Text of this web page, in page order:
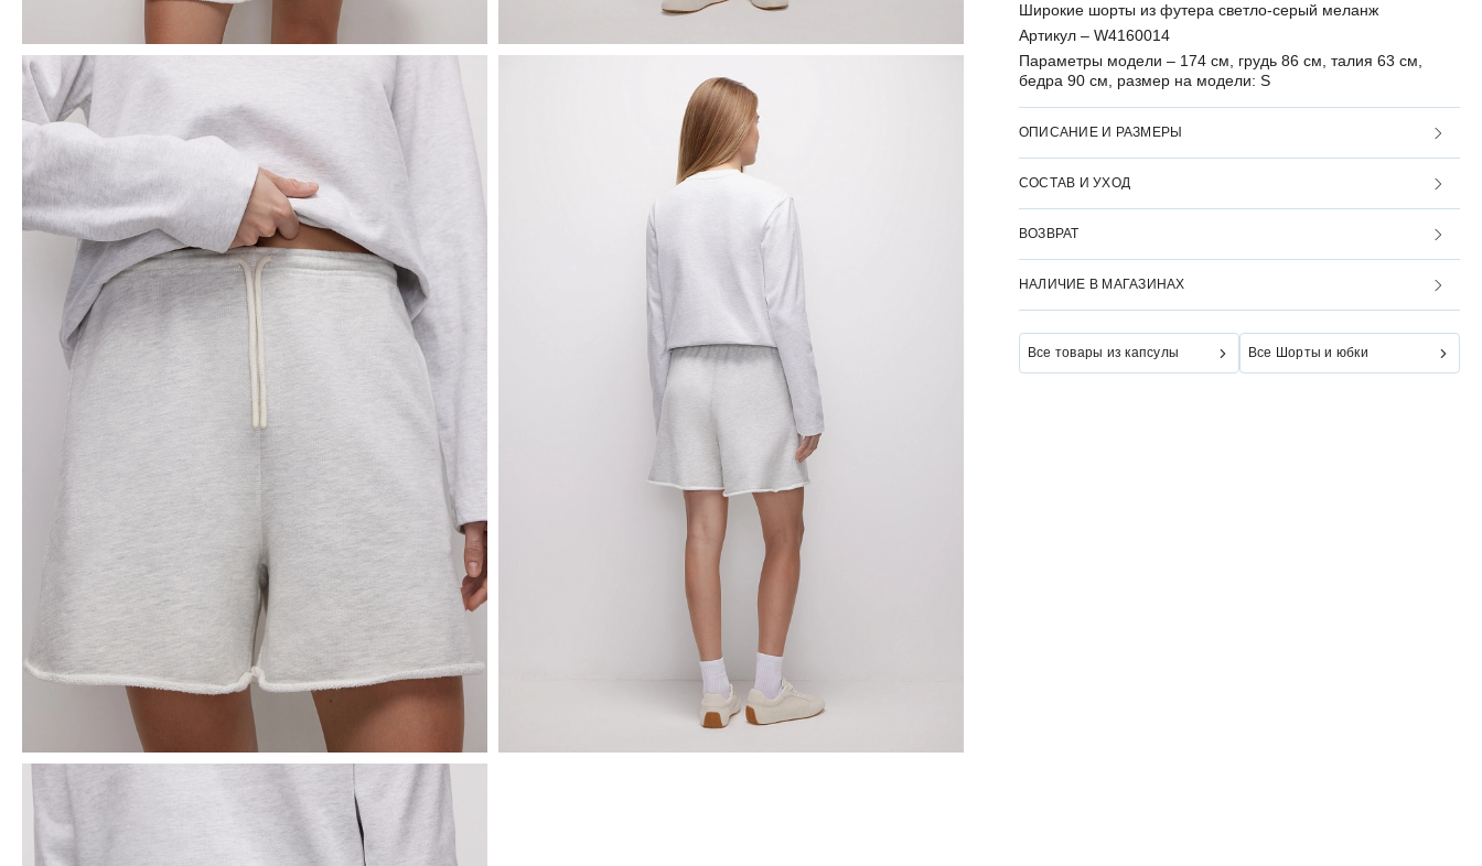
Широкие шорты из футера светло-серый меланж
Артикул – W4160014
Параметры модели – 174 см, грудь 86 см, талия 63 см,
бедра 90 см, размер на модели: S
ОПИСАНИЕ И РАЗМЕРЫ
СОСТАВ И УХОД
ВОЗВРАТ
НАЛИЧИЕ В МАГАЗИНАХ
Все товары из капсулы Все Шорты и юбки